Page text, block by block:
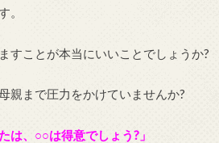
。
すことが本当にいいことでしょうか?
親まで圧力をかけていませんか?
は、○○は得意でしょう?」